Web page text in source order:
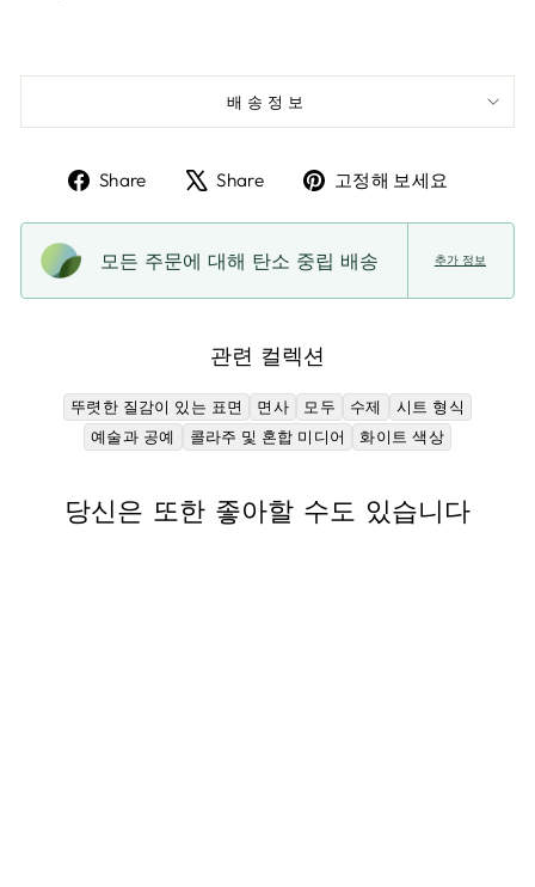
배송정보
Share
스
북
Share
트
윗
고정해 보세요
레
스
핀
모든 주문에 대해 탄소 중립 배송 추가 정보
관련 컬렉션
뚜렷한 질감이 있는 표면 면사 모두 수제
시트 형식
예술과 공예
콜라주 및 혼합 미디어 화이트 색상
당신은 또한 좋아할 수도 있습니다